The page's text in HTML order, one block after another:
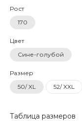
Рост
170
Цвет
Сине-голубой
Размер
50/ XL
52/ XXL
Таблица размеров